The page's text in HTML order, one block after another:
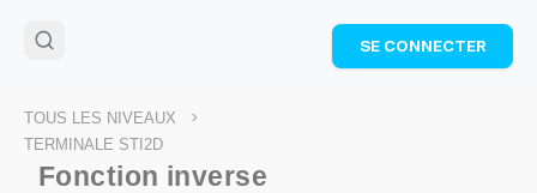
🌴Cahier de vacances offert
: révise les maths cet
Télécharge ton PDF gratuit et progresse avec des
SE CONNECTER
TOUS LES NIVEAUX >
TERMINALE STI2D
Fonction inverse